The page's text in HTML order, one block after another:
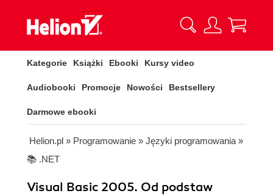
Kategorie Książki Ebooki Kursy video
Audiobooki Promocje Nowości Bestsellery
Darmowe ebooki
Helion.pl » Programowanie » Języki programowania »
📚 .NET
Visual Basic 2005. Od podstaw